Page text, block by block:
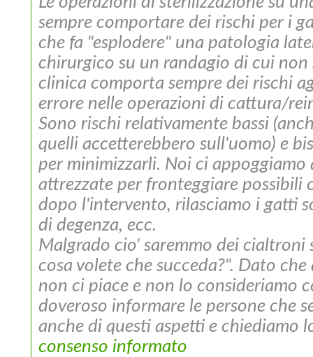
sempre comportare dei rischi per i
che fa "esplodere" una patologia
chirurgico su un randagio di cui non
clinica comporta sempre dei rischi
errore nelle operazioni di cattura/
Sono rischi relativamente bassi
quelli accetterebbero sull'uomo) e
per minimizzarli. Noi ci appoggiamo
attrezzate per fronteggiare possibili
dopo l'intervento, rilasciamo i gatti
di degenza, ecc.
Malgrado cio' saremmo dei cialtroni
cosa volete che succeda?". Dato che
non ci piace e non lo consideriamo
doveroso informare le persone che
anche di questi aspetti e chiediamo
consenso informato